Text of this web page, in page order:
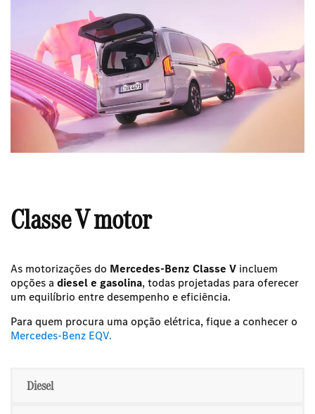
Classe V motor
As motorizações do Mercedes-Benz Classe V incluem
opções a diesel e gasolina, todas projetadas para oferecer
um equilíbrio entre desempenho e eficiência.
Para quem procura uma opção elétrica,fique a conhecer o
Mercedes-Benz EQV.
Diesel